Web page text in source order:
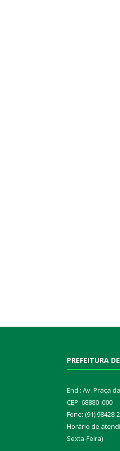
PREFEITURA
End.: Av. Praça
CEP: 68880 .000
Fone: (91) 98428-
Horário de
Sexta-Feira)